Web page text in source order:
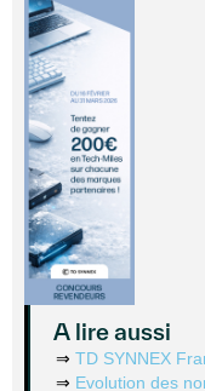
A lire aussi
⇒ TD SYNNEX
⇒ Evolution des